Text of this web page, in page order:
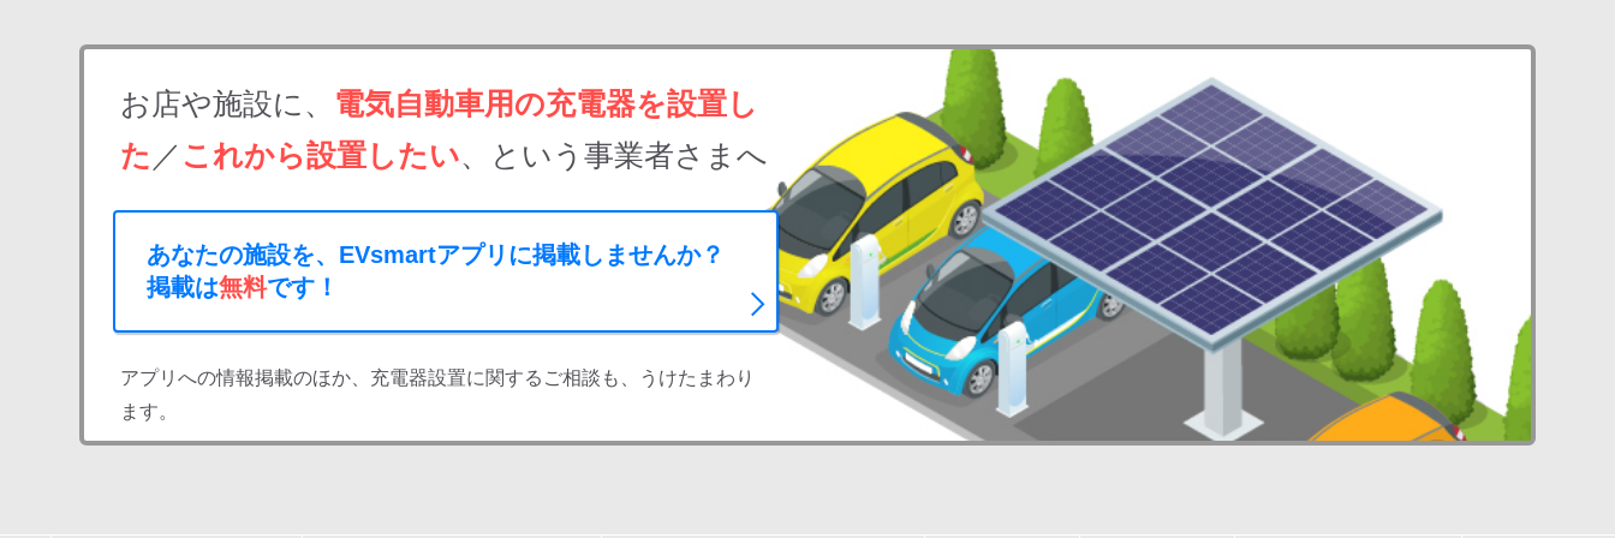
お店や施設に、 電気自動車用の充電器を設置し
た ／ これから設置したい、という事業者さまへ
あなたの施設を、EVsmartアプリに掲載しませんか？
掲載は無料です！
アプリへの情報掲載のほか、充電器設置に関するご相談も、うけたまわり
ます。